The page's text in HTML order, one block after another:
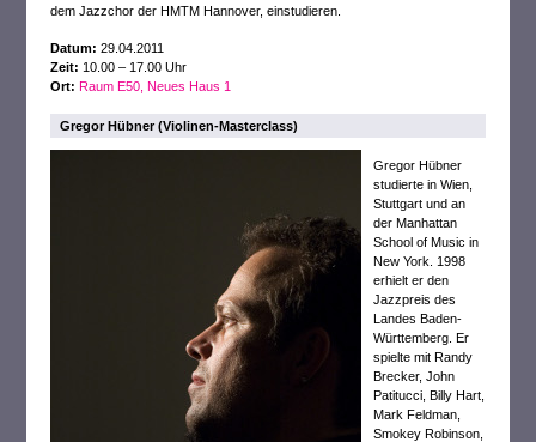
dem Jazzchor der HMTM Hannover, einstudieren.
Datum: 29.04.2011
Zeit: 10.00 – 17.00 Uhr
Ort: Raum E50, Neues Haus 1
Gregor Hübner (Violinen-Masterclass)
Gregor Hübner
studierte in Wien,
Stuttgart und an
der Manhattan
School of Music in
New York. 1998
erhielt er den
Jazzpreis des
Landes Baden-
Württemberg. Er
spielte mit Randy
Brecker, John
Patitucci, Billy Hart,
Mark Feldman,
Smokey Robinson,